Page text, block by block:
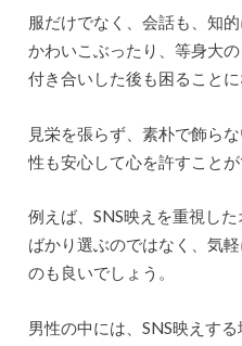
服だけでなく、会話も、知
かわいこぶったり、等身大
付き合いした後も困ることに
見栄を張らず、素朴で飾ら
性も安心して心を許すことが
例えば、SNS映えを重視し
ばかり選ぶのではなく、気
のも良いでしょう。
男性の中には、SNS映えする